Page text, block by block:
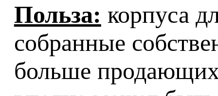
Польза: корпуса
собранные
больше